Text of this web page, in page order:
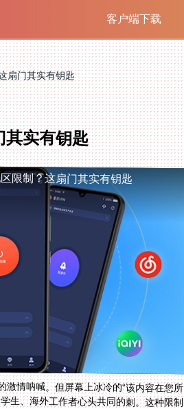
客户端下载
扇门其实有钥匙
其实有钥匙
限制？这扇门其实有钥匙
情呐喊。但屏幕上冰冷的“该内容在您所
生、海外工作者心头共同的刺。这种限制
高墙。别急，这堵墙并非不可逾越，本文
专业的回国加速器，重新连接你熟悉的